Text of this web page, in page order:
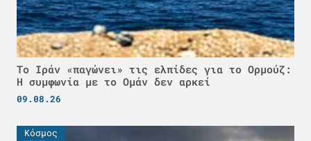
Το Ιράν «παγώνει» τις ελπίδες για το Ορμούζ:
Η συμφωνία με το Ομάν δεν αρκεί
09.08.26
Κόσμος